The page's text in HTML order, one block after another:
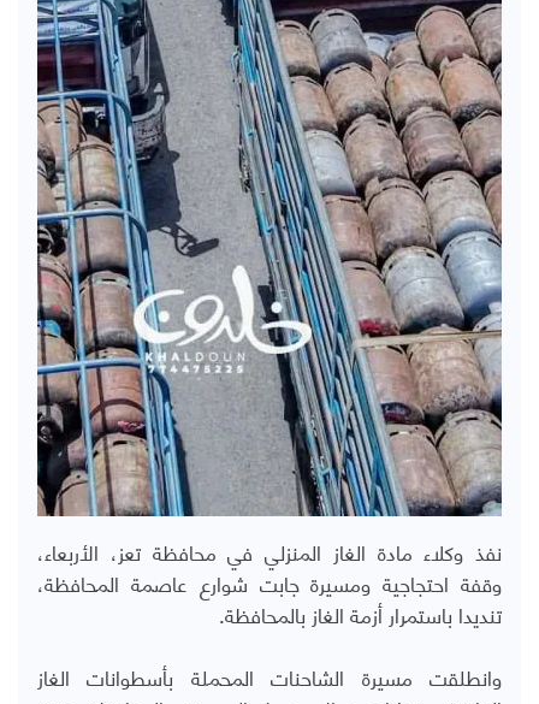
نفذ وكلاء مادة الغاز المنزلي في محافظة تعز، الأربعاء،
وقفة احتجاجية ومسيرة جابت شوارع عاصمة المحافظة،
تنديدا باستمرار أزمة الغاز بالمحافظة.
وانطلقت مسيرة الشاحنات المحملة بأسطوانات الغاز